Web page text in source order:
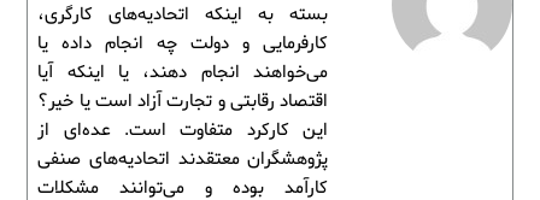
بسته به اینکه اتحادیه‌های کارگری،
کارفرمایی و دولت چه انجام داده یا
می‌خواهند انجام دهند، یا اینکه آیا
اقتصاد رقابتی و تجارت آزاد است یا خیر؟
این کارکرد متفاوت است. عده‌ای از
پژوهشگران معتقدند اتحادیه‌های صنفی
کارآمد بوده و می‌توانند مشکلات